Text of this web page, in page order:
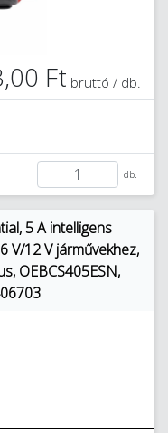
Ft bruttó / db.
db.
5 A intelligens
V/12 V járművekhez,
OEBCS405ESN,